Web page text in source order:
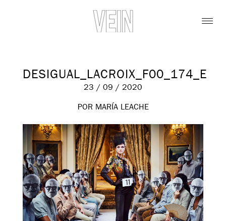
DESIGUAL_LACROIX_F00_174_E
23 / 09 / 2020
POR MARÍA LEACHE